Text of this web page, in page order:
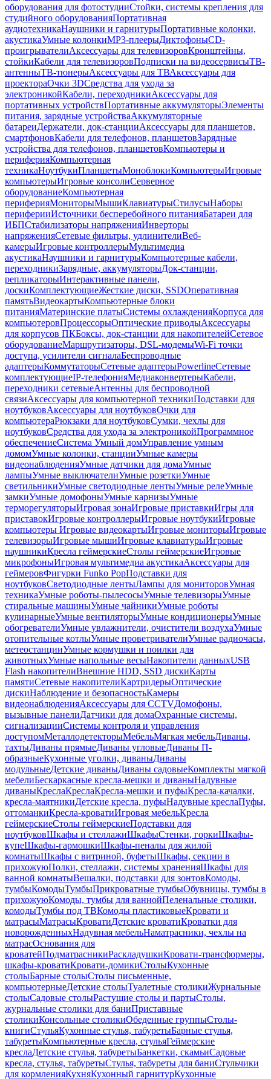
оборудования для фотостудииСтойки, системы крепления для
студийного оборудованияПортативная
аудиотехникаНаушники и гарнитурыПортативные колонки,
акустикаУмные колонкиMP3-плеерыДиктофоныCD-
проигрывателиАксессуары для телевизоровКронштейны,
стойкиКабели для телевизоровПодписки на видеосервисыТВ-
антенныТВ-тюнерыАксессуары для ТВАксессуары для
проектораОчки 3DСредства для ухода за
электроникойКабели, переходникиАксессуары для
портативных устройствПортативные аккумуляторыЭлементы
питания, зарядные устройстваАккумуляторные
батареиДержатели, док-станцииАксессуары для планшетов,
смартфоновКабели для телефонов, планшетовЗарядные
устройства для телефонов, планшетовКомпьютеры и
периферияКомпьютерная
техникаНоутбукиПланшетыМоноблокиКомпьютерыИгровые
компьютерыИгровые консолиСерверное
оборудованиеКомпьютерная
периферияМониторыМышиКлавиатурыСтилусыНаборы
периферииИсточники бесперебойного питанияБатареи для
ИБПСтабилизаторы напряженияИнверторы
напряженияСетевые фильтры, удлинителиВеб-
камерыИгровые контроллерыМультимедиа
акустикаНаушники и гарнитурыКомпьютерные кабели,
переходникиЗарядные, аккумуляторыДок-станции,
репликаторыИнтерактивные панели,
доскиКомплектующиеЖесткие диски, SSDОперативная
памятьВидеокартыКомпьютерные блоки
питанияМатеринские платыСистемы охлажденияКорпуса для
компьютеровПроцессорыОптические приводыАксессуары
для корпусов ПКБоксы, док-станции для накопителейСетевое
оборудованиеМаршрутизаторы, DSL-модемыWi-Fi точки
доступа, усилители сигналаБеспроводные
адаптерыКоммутаторыСетевые адаптерыPowerlineСетевые
комплектующиеIP-телефонияМедиаконвертерыКабели,
переходники сетевыеАнтенны для беспроводной
связиАксессуары для компьютерной техникиПодставки для
ноутбуковАксессуары для ноутбуковОчки для
компьютераРюкзаки для ноутбуковСумки, чехлы для
ноутбуковСредства для ухода за электроникойПрограммное
обеспечениеСистема Умный домУправление умным
домомУмные колонки, станцииУмные камеры
видеонаблюденияУмные датчики для домаУмные
лампыУмные выключателиУмные розеткиУмные
светильникиУмные светодиодные лентыУмные релеУмные
замкиУмные домофоныУмные карнизыУмные
терморегуляторыИгровая зонаИгровые приставкиИгры для
приставокИгровые контроллерыИгровые ноутбукиИгровые
компьютеры Игровые видеокартыИгровые мониторыИгровые
телевизорыИгровые мышиИгровые клавиатурыИгровые
наушникиКресла геймерскиеСтолы геймерскиеИгровые
микрофоныИгровая мультимедиа акустикаАксессуары для
геймеровФигурки Funko PopПодставки для
ноутбуковСветодиодные лентыЛампы для мониторовУмная
техникаУмные роботы-пылесосыУмные телевизорыУмные
стиральные машиныУмные чайникиУмные роботы
кулинарныеУмные вентиляторыУмные кондиционерыУмные
обогревателиУмные увлажнители, очистители воздухаУмные
отопительные котлыУмные проветривателиУмные радиочасы,
метеостанцииУмные кормушки и поилки для
животныхУмные напольные весыНакопители данныхUSB
Flash накопителиВнешние HDD, SSD дискиКарты
памятиСетевые накопителиКартридерыОптические
дискиНаблюдение и безопасностьКамеры
видеонаблюденияАксессуары для CCTVДомофоны,
вызывные панелиДатчики для домаОхранные системы,
сигнализацииСистемы контроля и управления
доступомМеталлодетекторыМебельМягкая мебельДиваны,
тахтыДиваны прямыеДиваны угловыеДиваны П-
образныеКухонные уголки, диваныДиваны
модульныеДетские диваныДиваны садовыеКомплекты мягкой
мебелиБескаркасные кресла-мешки и диваныНадувные
диваныКреслаКреслаКресла-мешки и пуфыКресла-качалки,
кресла-маятникиДетские кресла, пуфыНадувные креслаПуфы,
оттоманкиКресла-кроватиИгровая мебельКресла
геймерскиеСтолы геймерскиеПодставки для
ноутбуковШкафы и стеллажиШкафыСтенки, горкиШкафы-
купеШкафы-гармошкиШкафы-пеналы для жилой
комнатыШкафы с витриной, буфетыШкафы, секции в
прихожуюПолки, стеллажи, системы храненияШкафы для
ванной комнатыВешалки, подставки для зонтовКомоды,
тумбыКомодыТумбыПрикроватные тумбыОбувницы, тумбы в
прихожуюКомоды, тумбы для ваннойПеленальные столики,
комодыТумбы под ТВКомоды пластиковыеКровати и
матрасыМатрасыКроватиДетские кроватиКроватки для
новорожденныхНадувная мебельНаматрасники, чехлы на
матрасОснования для
кроватейПодматрасникиРаскладушкиКровати-трансформеры,
шкафы-кроватиКровати-домикиСтолыКухонные
столыБарные столыСтолы письменные,
компьютерныеДетские столыТуалетные столикиЖурнальные
столыСадовые столыРастущие столы и партыСтолы,
журнальные столики для баниПриставные
столикиКонсольные столикиОбеденные группыСтолы-
книгиСтульяКухонные стулья, табуретыБарные стулья,
табуретыКомпьютерные кресла, стульяГеймерские
креслаДетские стулья, табуретыБанкетки, скамьиСадовые
кресла, стулья, табуретыСтулья, табуреты для баниСтульчики
для кормленияКухняКухонный гарнитурКухонные